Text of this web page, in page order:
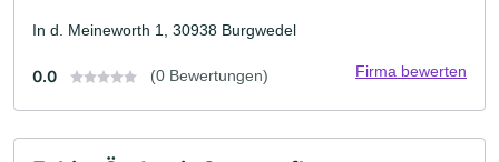
In d. Meineworth 1, 30938 Burgwedel
0.0 (0 Bewertungen) Firma bewerten